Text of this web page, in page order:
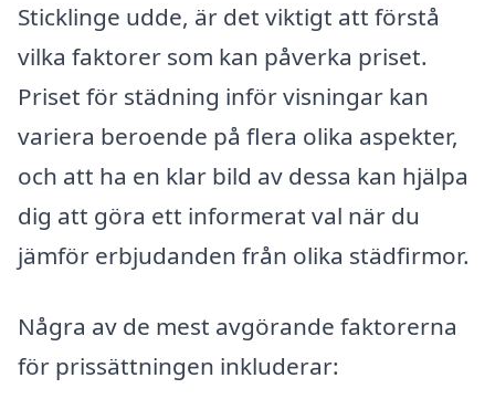
Sticklinge udde, är det viktigt att förstå
vilka faktorer som kan påverka priset.
Priset för städning inför visningar kan
variera beroende på flera olika aspekter,
och att ha en klar bild av dessa kan hjälpa
dig att göra ett informerat val när du
jämför erbjudanden från olika städfirmor.
Några av de mest avgörande faktorerna
för prissättningen inkluderar: